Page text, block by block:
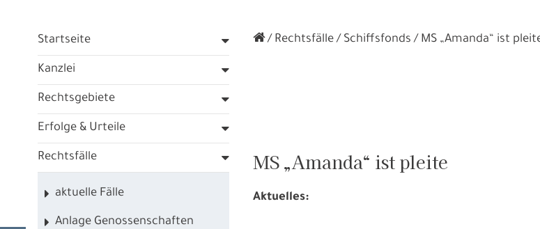
Startseite
Kanzlei
Rechtsgebiete
Erfolge & Urteile
Rechtsfälle
aktuelle Fälle
Anlage Genossenschaften
Rechtsfälle Schiffsfonds MS „Amanda“ ist
MS „Amanda“ ist pleite
Aktuelles: